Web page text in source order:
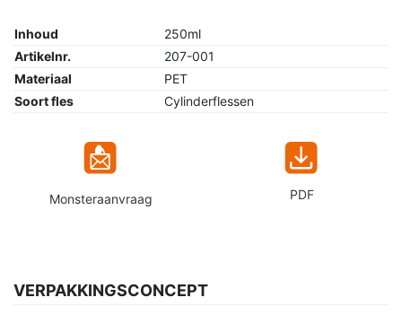
Inhoud
250ml
Artikelnr.
207-001
Materiaal
PET
Soort fles
Cylinderflessen
Monsteraanvraag PDF
VERPAKKINGSCONCEPT